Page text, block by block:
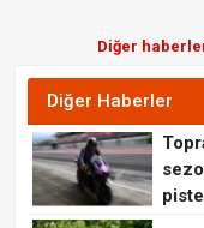
Diğer
Diğer Haberler